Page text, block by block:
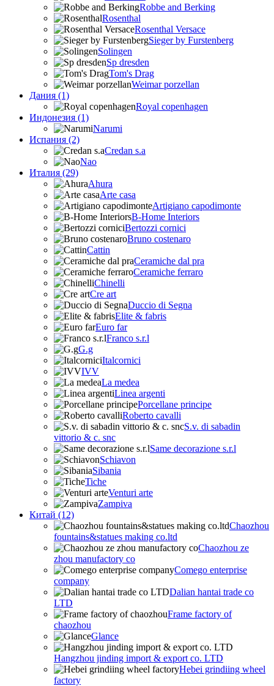
Robbe and Berking
Rosenthal
Rosenthal Versace
Sieger by Furstenberg
Solingen
Sp dresden
Tom's Drag
Weimar porzellan
Дания (1)
Royal copenhagen
Индонезия (1)
Narumi
Испания (2)
Credan s.a
Nao
Италия (29)
Ahura
Arte casa
Artigiano capodimonte
B-Home Interiors
Bertozzi cornici
Bruno costenaro
Cattin
Ceramiche dal pra
Ceramiche ferraro
Chinelli
Cre art
Duccio di Segna
Elite & fabris
Euro far
Franco s.r.l
G.g
Italcornici
IVV
La medea
Linea argenti
Porcellane principe
Roberto cavalli
S.v. di sabadin
vittorio & c. snc
Same decorazione s.r.l
Schiavon
Sibania
Tiche
Venturi arte
Zampiva
Китай (12)
Chaozhou
fountains&statues making co.ltd
Chaozhou ze
zhou manufactory co
Comego enterprise
company
Dalian hantai trade co
LTD
Frame factory of
chaozhou
Glance
Hangzhou jinding import & export co. LTD
Hebei grindiing wheel
factory